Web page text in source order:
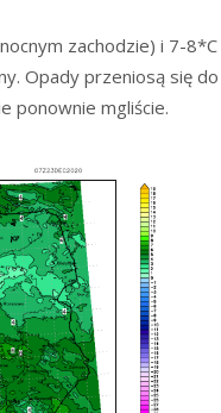
zachodzie) i 7-8*C
Opady przeniosą się do
ponownie mgliście.